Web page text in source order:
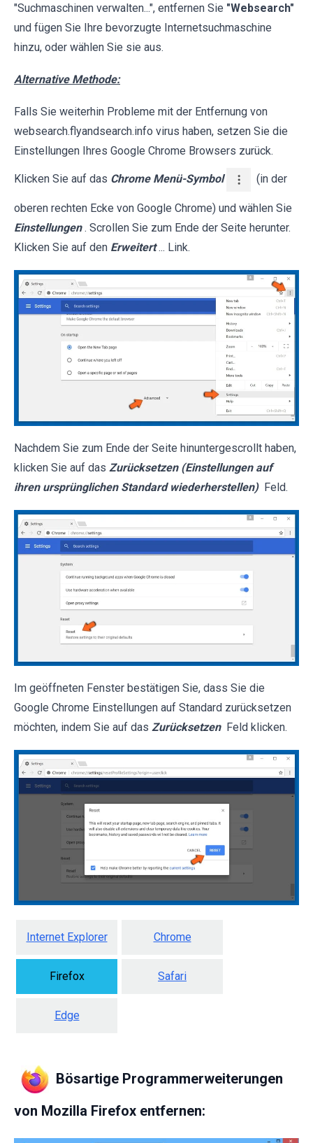
"Suchmaschinen verwalten...", entfernen Sie "Websearch"
und fügen Sie Ihre bevorzugte Internetsuchmaschine
hinzu, oder wählen Sie sie aus.
Alternative Methode:
Falls Sie weiterhin Probleme mit der Entfernung von
websearch.flyandsearch.info virus haben, setzen Sie die
Einstellungen Ihres Google Chrome Browsers zurück.
Klicken Sie auf das Chrome Menü-Symbol (in der
oberen rechten Ecke von Google Chrome) und wählen Sie
Einstellungen . Scrollen Sie zum Ende der Seite herunter.
Klicken Sie auf den Erweitert ... Link.
Nachdem Sie zum Ende der Seite hinuntergescrollt haben,
klicken Sie auf das Zurücksetzen (Einstellungen auf
ihren ursprünglichen Standard wiederherstellen) Feld.
Im geöffneten Fenster bestätigen Sie, dass Sie die
Google Chrome Einstellungen auf Standard zurücksetzen
möchten, indem Sie auf das Zurücksetzen Feld klicken.
Internet Explorer Chrome
Firefox Safari
Edge
Bösartige Programmerweiterungen
von Mozilla Firefox entfernen: